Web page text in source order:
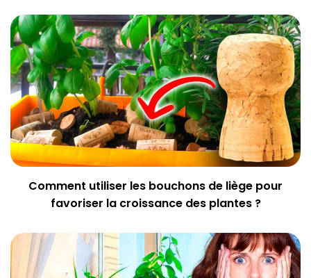
Comment utiliser les bouchons de liège pour
favoriser la croissance des plantes ?